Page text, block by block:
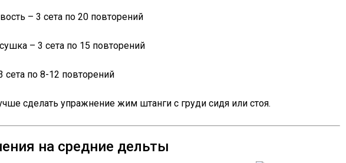
– 3 сета по 20 повторений
– 3 сета по 15 повторений
сета по 8-12 повторений
сделать упражнение жим штанги с груди сидя или стоя.
на средние дельты